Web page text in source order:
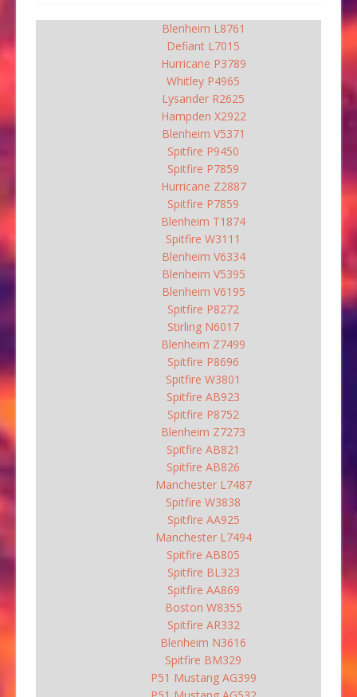
Blenheim L8761
Defiant L7015
Hurricane P3789
Whitley P4965
Lysander R2625
Hampden X2922
Blenheim V5371
Spitfire P9450
Spitfire P7859
Hurricane Z2887
Spitfire P7859
Blenheim T1874
Spitfire W3111
Blenheim V6334
Blenheim V5395
Blenheim V6195
Spitfire P8272
Stirling N6017
Blenheim Z7499
Spitfire P8696
Spitfire W3801
Spitfire AB923
Spitfire P8752
Blenheim Z7273
Spitfire AB821
Spitfire AB826
Manchester L7487
Spitfire W3838
Spitfire AA925
Manchester L7494
Spitfire AB805
Spitfire BL323
Spitfire AA869
Boston W8355
Spitfire AR332
Blenheim N3616
Spitfire BM329
P51 Mustang AG399